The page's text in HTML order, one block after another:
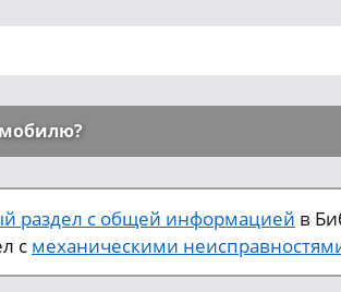
раздел с общей информацией в
с механическими